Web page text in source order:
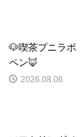
🐶喫茶プニラボ
ペン🦊
2026.08.06